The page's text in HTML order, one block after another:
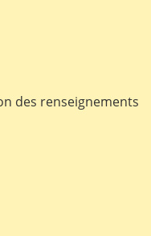
des renseignements